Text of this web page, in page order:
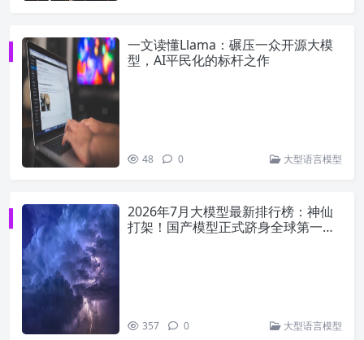
一文读懂Llama：碾压一众开源大模
型，AI平民化的标杆之作
48 0 大型语言模型
2026年7月大模型最新排行榜：神仙
打架！国产模型正式跻身全球第一梯
357 0 大型语言模型